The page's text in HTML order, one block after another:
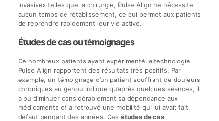
invasives telles que la chirurgie, Pulse Align ne nécessite
aucun temps de rétablissement, ce qui permet aux patients
de reprendre rapidement leur vie active.
Études de cas ou témoignages
De nombreux patients ayant expérimenté la technologie
Pulse Align rapportent des résultats très positifs. Par
exemple, un témoignage d’un patient souffrant de douleurs
chroniques au genou indique qu’après quelques séances, il
a pu diminuer considérablement sa dépendance aux
médicaments et a retrouvé une mobilité qui lui avait fait
défaut pendant des années. Ces études de cas